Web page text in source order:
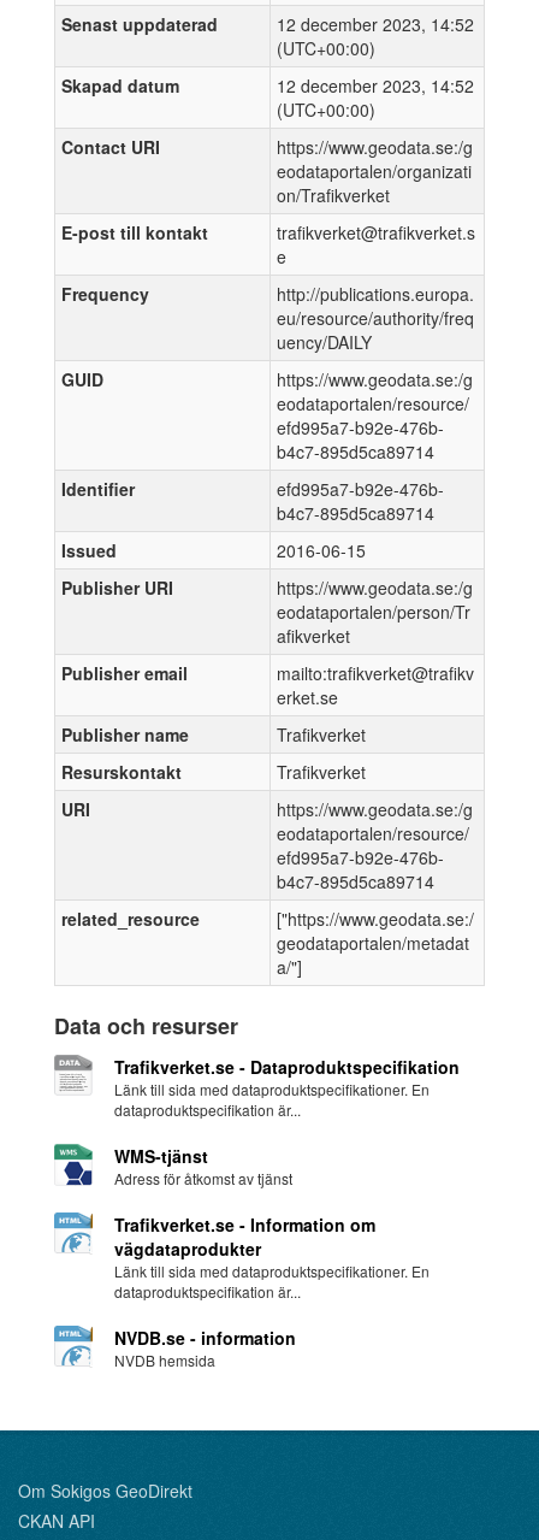
Senast uppdaterad
12 december 2023, 14:52
(UTC+00:00)
Skapad datum
12 december 2023, 14:52
(UTC+00:00)
Contact URI
https://www.geodata.se:/g
eodataportalen/organizati
on/Trafikverket
E-post till kontakt
trafikverket@trafikverket.s
e
Frequency
http://publications.europa.
eu/resource/authority/freq
uency/DAILY
GUID
https://www.geodata.se:/g
eodataportalen/resource/
efd995a7-b92e-476b-
b4c7-895d5ca89714
Identifier
efd995a7-b92e-476b-
b4c7-895d5ca89714
Issued
2016-06-15
Publisher URI
https://www.geodata.se:/g
eodataportalen/person/Tr
afikverket
Publisher email
mailto:trafikverket@trafikv
erket.se
Publisher name
Trafikverket
Resurskontakt
Trafikverket
URI
https://www.geodata.se:/g
eodataportalen/resource/
efd995a7-b92e-476b-
b4c7-895d5ca89714
related_resource
["https://www.geodata.se:/
geodataportalen/metadat
a/"]
Data och resurser
Trafikverket.se - Dataproduktspecifikation
Länk till sida med dataproduktspecifikationer. En
dataproduktspecifikation är...
WMS-tjänst
Adress för åtkomst av tjänst
Trafikverket.se - Information om
vägdataprodukter
Länk till sida med dataproduktspecifikationer. En
dataproduktspecifikation är...
NVDB.se - information
NVDB hemsida
Om Sokigos GeoDirekt
CKAN API